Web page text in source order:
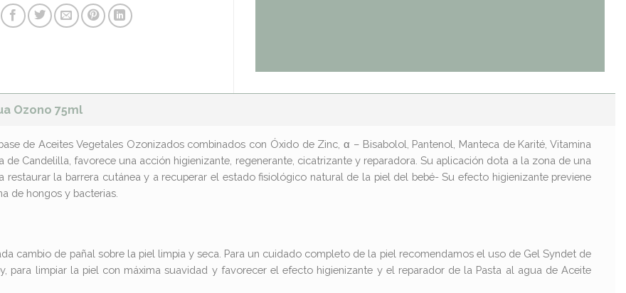
Ozono 75ml
de Aceites Vegetales Ozonizados combinados con Óxido de Zinc, α – Bisabolol, Pantenol, Manteca de Karité, Vitamina
de Candelilla, favorece una acción higienizante, regenerante, cicatrizante y reparadora. Su aplicación dota a la zona de una
restaurar la barrera cutánea y a recuperar el estado fisiológico natural de la piel del bebé- Su efecto higienizante previene
de hongos y bacterias.
cambio de pañal sobre la piel limpia y seca. Para un cuidado completo de la piel recomendamos el uso de Gel Syndet de
para limpiar la piel con máxima suavidad y favorecer el efecto higienizante y el reparador de la Pasta al agua de Aceite